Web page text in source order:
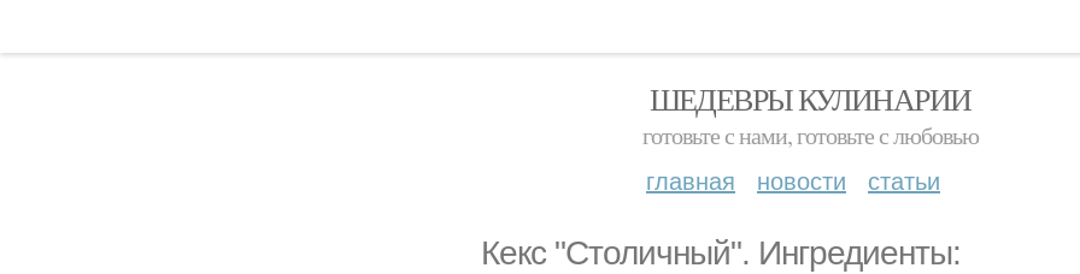
ШЕДЕВРЫ КУЛИНАРИИ
готовьте с нами, готовьте с любовью
главная новости статьи
Кекс "Столичный". Ингредиенты: